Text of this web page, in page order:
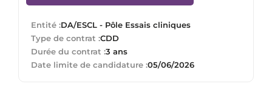
Entité :DA/ESCL - Pôle Essais cliniques
Type de contrat :CDD
Durée du contrat :3 ans
Date limite de candidature :05/06/2026